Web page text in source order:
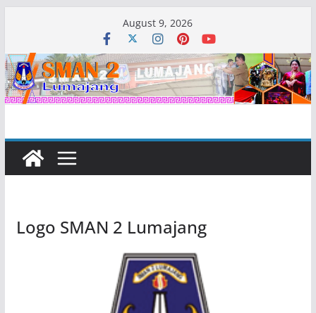
content
August 9, 2026
Logo SMAN 2 Lumajang